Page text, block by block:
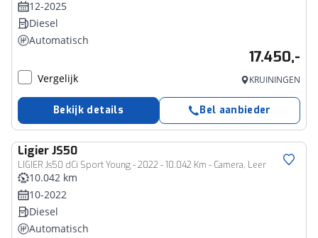
12-2025
Diesel
Automatisch
17.450,-
Vergelijk KRUININGEN
Bekijk details Bel aanbieder
LigierJS50
LIGIER Js50 dCi Sport Young - 2022 - 10.042 Km - Camera, Leer
10.042 km
10-2022
Diesel
Automatisch